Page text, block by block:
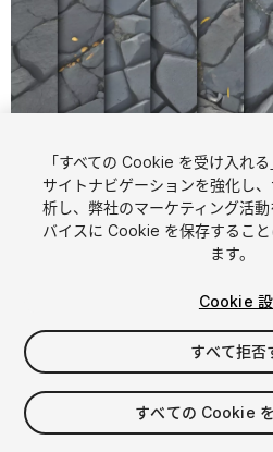
1/15
$4.99
消費税は決済時に計算されます
「すべての Cookie を受け入れる
サイトナビゲーションを強化し
析し、弊社のマーケティング活
バイスに Cookie を保存するこ
ます。
Cookie
すべて拒否
すべての Cookie